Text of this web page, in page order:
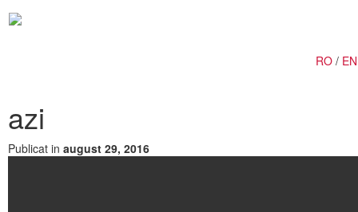
RO / EN
azi
Publicat in august 29, 2016